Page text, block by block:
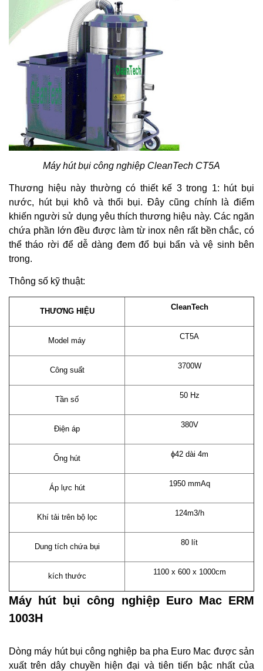
Máy hút bụi công nghiệp CleanTech CT5A
Thương hiệu này thường có thiết kế 3 trong 1: hút bụi
nước, hút bụi khô và thổi bụi. Đây cũng chính là điểm
khiến người sử dụng yêu thích thương hiệu này. Các ngăn
chứa phần lớn đều được làm từ inox nên rất bền chắc, có
thể tháo rời để dễ dàng đem đổ bụi bẩn và vệ sinh bên
trong.
Thông số kỹ thuật:
THƯƠNG HIỆU CleanTech
Model máy CT5A
Công suất 3700W
Tần số 50 Hz
Điện áp 380V
Ống hút ϕ42 dài 4m
Áp lực hút 1950 mmAq
Khí tải trên bộ lọc 124m3/h
Dung tích chứa bụi 80 lít
kích thước 1100 x 600 x 1000cm
Máy hút bụi công nghiệp Euro Mac ERM
1003H
Dòng máy hút bụi công nghiệp ba pha Euro Mac được sản
xuất trên dây chuyền hiện đại và tiên tiến bậc nhất của